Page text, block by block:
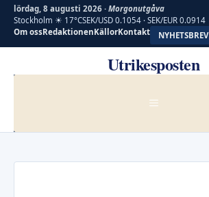
lördag, 8 augusti 2026 · Morgonutgåva
Stockholm ☀ 17°CSEK/USD 0.1054 · SEK/EUR 0.0914
Om ossRedaktionenKällorKontakt NYHETSBREV
Utrikesposten
MENY